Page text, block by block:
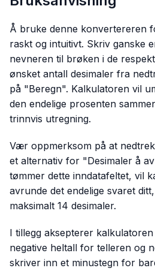
Å bruke denne konvertereren
raskt og intuitivt. Skriv ganske
nevneren til brøken i de
ønsket antall desimaler fra
på "Beregn". Kalkulatoren vil
den endelige prosenten
trinnvis utregning.
Vær oppmerksom på at
et alternativ for "Desimaler å
tømmer dette inndatafeltet, vil
avrunde det endelige svaret
maksimalt 14 desimaler.
I tillegg aksepterer
negative heltall for telleren og
skriver inn et minustegn for